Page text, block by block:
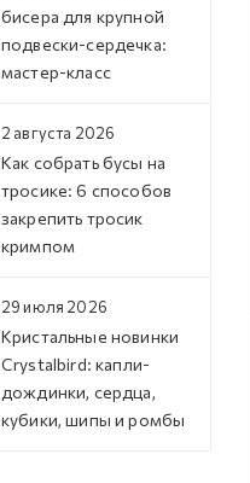
бисера для крупной
подвески-сердечка:
мастер-класс
2 августа 2026
Как собрать бусы на
тросике: 6 способов
закрепить тросик
кримпом
29 июля 2026
Кристальные новинки
Crystalbird: капли-
дождинки, сердца,
кубики, шипы и ромбы